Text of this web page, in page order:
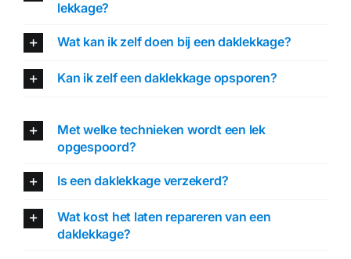
lekkage?
Wat kan ik zelf doen bij een daklekkage?
Kan ik zelf een daklekkage opsporen?
Met welke technieken wordt een lek
opgespoord?
Is een daklekkage verzekerd?
Wat kost het laten repareren van een
daklekkage?